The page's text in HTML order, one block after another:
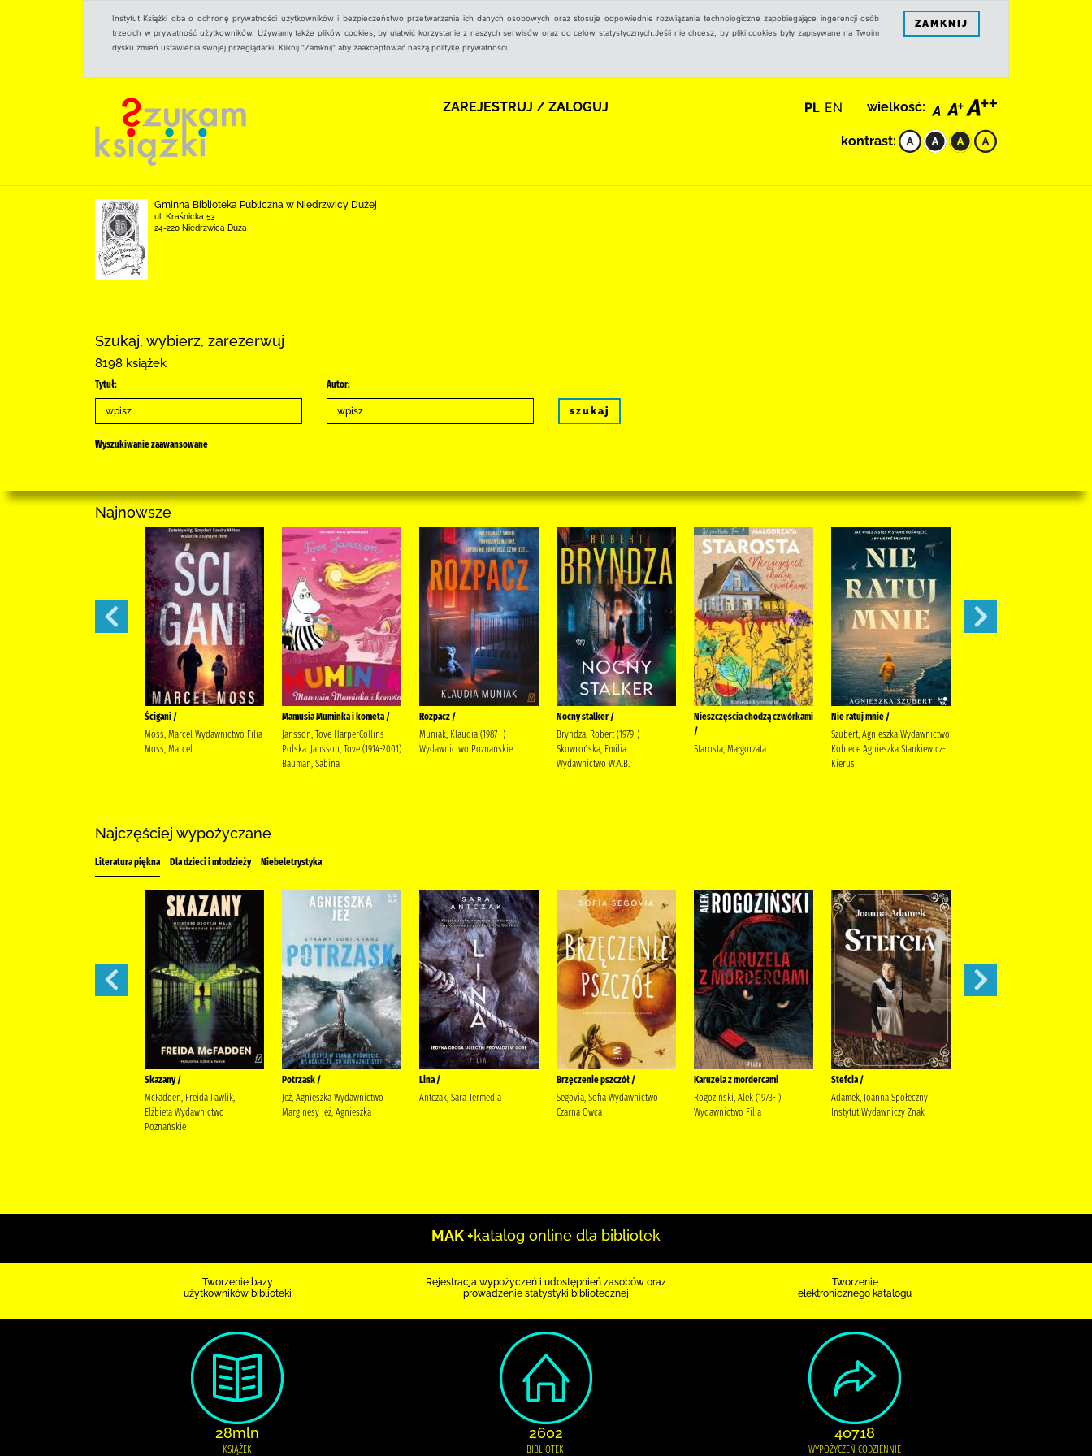
Instytut Książki dba o ochronę prywatności użytkowników i bezpieczeństwo przetwarzania ich danych osobowych oraz stosuje odpowiednie rozwiązania technologiczne zapobiegające ingerencji osób
trzecich w prywatność użytkowników. Używamy także plików cookies, by ułatwić korzystanie z naszych serwisów oraz do celów statystycznych.Jeśli nie chcesz, by pliki cookies były zapisywane na Twoim
dysku zmień ustawienia swojej przeglądarki. Kliknij "Zamknij" aby zaakceptować naszą politykę prywatności.
ZAMKNIJ
ZAREJESTRUJ / ZALOGUJ PL EN wielkość:
kontrast:
Gminna Biblioteka Publiczna w Niedrzwicy Dużej
ul. Kraśnicka 53
24-220 Niedrzwica Duża
Szukaj, wybierz, zarezerwuj
8198 książek
Tytuł: Autor:
szukaj
Wyszukiwanie zaawansowane
Najnowsze
Ścigani /
Moss, Marcel Wydawnictwo Filia
Moss, Marcel
Mamusia Muminka i kometa /
Jansson, Tove HarperCollins
Polska. Jansson, Tove (1914-2001)
Bauman, Sabina
Rozpacz /
Muniak, Klaudia (1987- )
Wydawnictwo Poznańskie
Nocny stalker /
Bryndza, Robert (1979-)
Skowrońska, Emilia
Wydawnictwo W.A.B.
Nieszczęścia chodzą czwórkami
/
Starosta, Małgorzata
Nie ratuj mnie /
Szubert, Agnieszka Wydawnictwo
Kobiece Agnieszka Stankiewicz-
Kierus
Najczęściej wypożyczane
Literatura piękna Dla dzieci i młodzieży Niebeletrystyka
Skazany /
McFadden, Freida Pawlik,
Elżbieta Wydawnictwo
Poznańskie
Potrzask /
Jeż, Agnieszka Wydawnictwo
Marginesy Jeż, Agnieszka
Lina /
Antczak, Sara Termedia
Brzęczenie pszczół /
Segovia, Sofia Wydawnictwo
Czarna Owca
Karuzela z mordercami
Rogoziński, Alek (1973- )
Wydawnictwo Filia
Stefcia /
Adamek, Joanna Społeczny
Instytut Wydawniczy Znak
MAK +katalog online dla bibliotek
Tworzenie bazy
użytkowników biblioteki
Rejestracja wypożyczeń i udostępnień zasobów oraz
prowadzenie statystyki bibliotecznej
Tworzenie
elektronicznego katalogu
28mln
KSIĄŻEK
2602
BIBLIOTEKI
40718
WYPOŻYCZEŃ CODZIENNIE